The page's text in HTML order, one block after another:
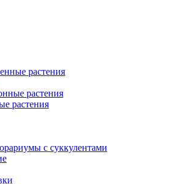
растения
растения
растения
с суккулентами